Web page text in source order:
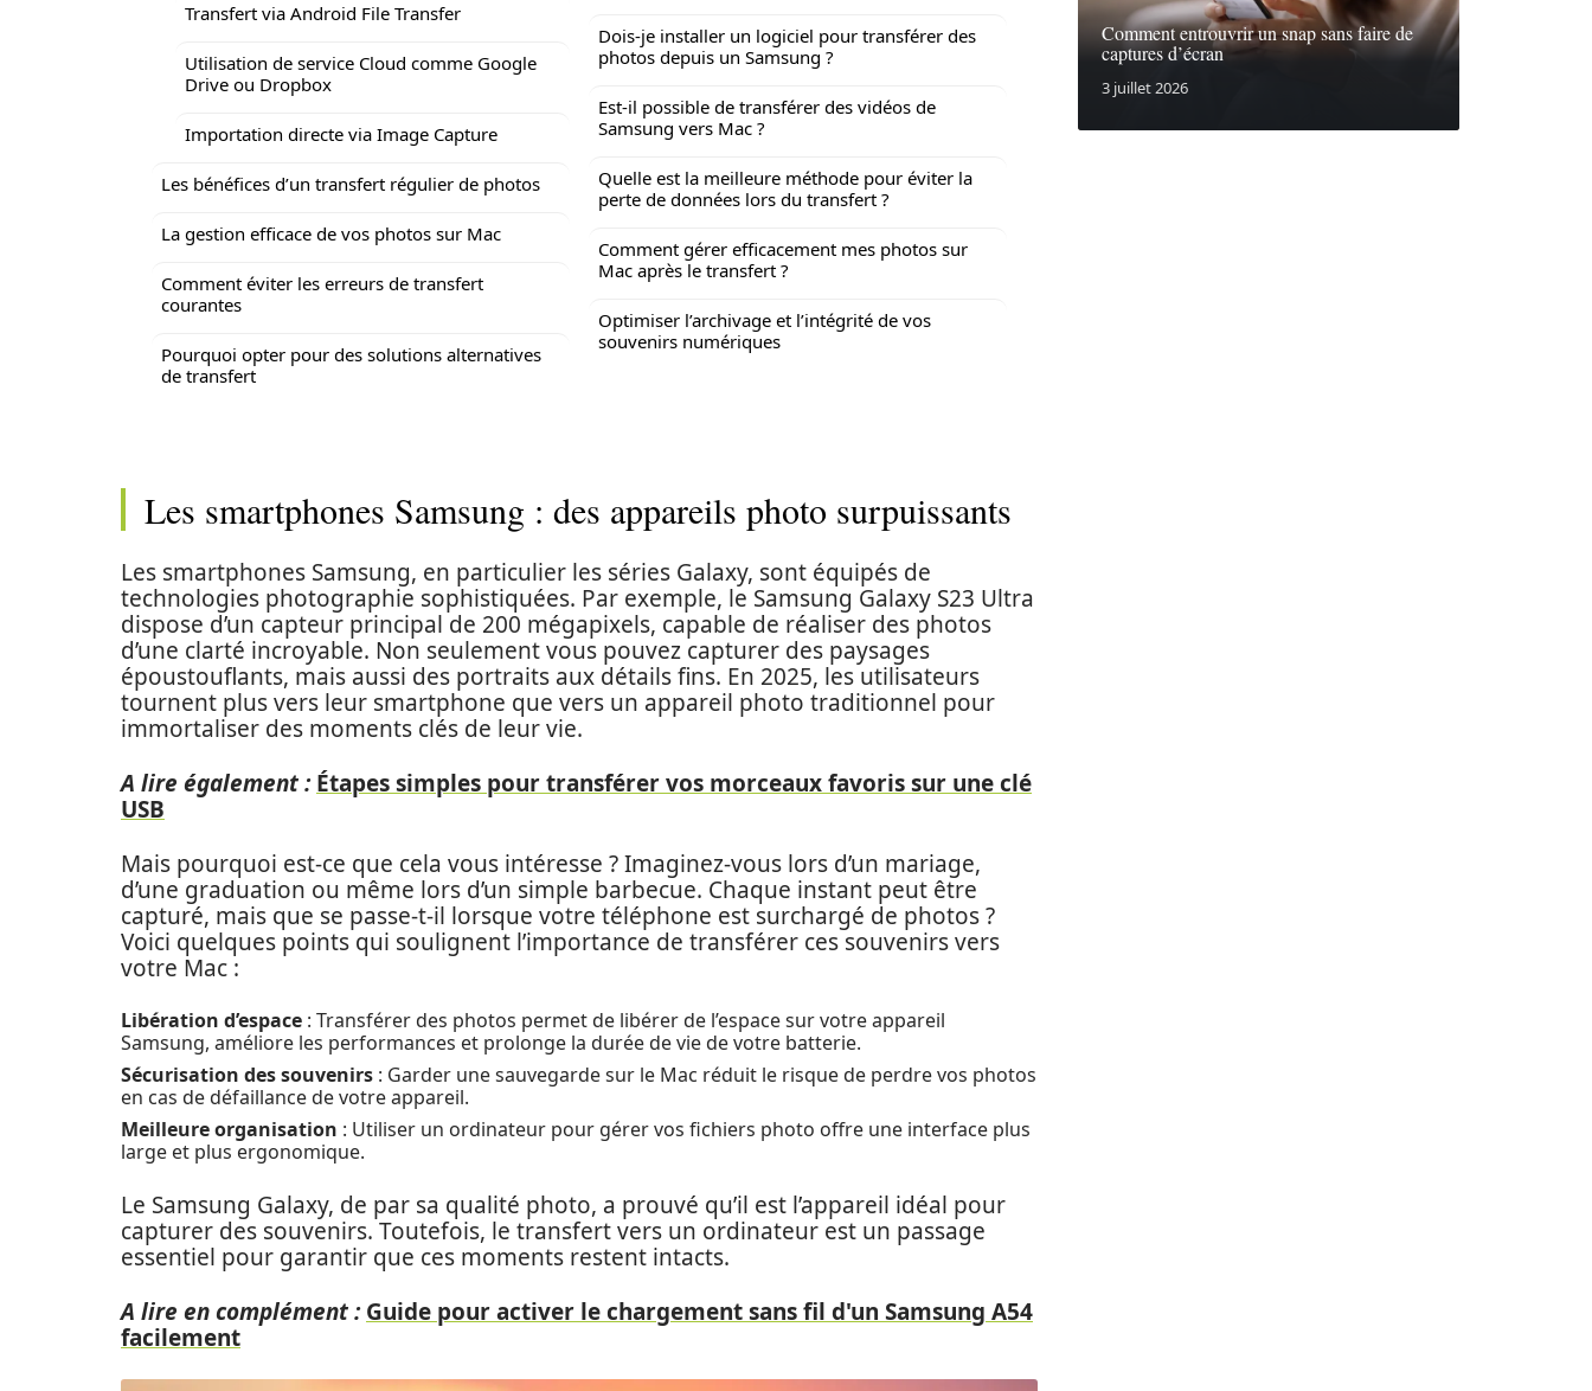
Transfert via Android File Transfer
Utilisation de service Cloud comme Google
Drive ou Dropbox
Importation directe via Image Capture
Les bénéfices d’un transfert régulier de photos
La gestion efficace de vos photos sur Mac
Comment éviter les erreurs de transfert
courantes
Pourquoi opter pour des solutions alternatives
de transfert
Dois-je installer un logiciel pour transférer des
photos depuis un Samsung ?
Est-il possible de transférer des vidéos de
Samsung vers Mac ?
Quelle est la meilleure méthode pour éviter la
perte de données lors du transfert ?
Comment gérer efficacement mes photos sur
Mac après le transfert ?
Optimiser l’archivage et l’intégrité de vos
souvenirs numériques
Les smartphones Samsung : des appareils photo surpuissants
Les smartphones Samsung, en particulier les séries Galaxy, sont équipés de
technologies photographie sophistiquées. Par exemple, le Samsung Galaxy S23 Ultra
dispose d’un capteur principal de 200 mégapixels, capable de réaliser des photos
d’une clarté incroyable. Non seulement vous pouvez capturer des paysages
époustouflants, mais aussi des portraits aux détails fins. En 2025, les utilisateurs
tournent plus vers leur smartphone que vers un appareil photo traditionnel pour
immortaliser des moments clés de leur vie.
A lire également : Étapes simples pour transférer vos morceaux favoris sur une clé
USB
Mais pourquoi est-ce que cela vous intéresse ? Imaginez-vous lors d’un mariage,
d’une graduation ou même lors d’un simple barbecue. Chaque instant peut être
capturé, mais que se passe-t-il lorsque votre téléphone est surchargé de photos ?
Voici quelques points qui soulignent l’importance de transférer ces souvenirs vers
votre Mac :
Libération d’espace : Transférer des photos permet de libérer de l’espace sur votre appareil
Samsung, améliore les performances et prolonge la durée de vie de votre batterie.
Sécurisation des souvenirs : Garder une sauvegarde sur le Mac réduit le risque de perdre vos photos
en cas de défaillance de votre appareil.
Meilleure organisation : Utiliser un ordinateur pour gérer vos fichiers photo offre une interface plus
large et plus ergonomique.
Le Samsung Galaxy, de par sa qualité photo, a prouvé qu’il est l’appareil idéal pour
capturer des souvenirs. Toutefois, le transfert vers un ordinateur est un passage
essentiel pour garantir que ces moments restent intacts.
A lire en complément : Guide pour activer le chargement sans fil d'un Samsung A54
facilement
Comment entrouvrir un snap sans faire de
captures d’écran
3 juillet 2026